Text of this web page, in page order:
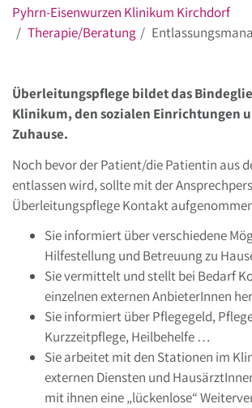
Pyhrn-Eisenwurzen Klinikum Kirchdorf
Therapie/Beratung
Überleitungspflege bildet das
Klinikum, den sozialen Einrichtungen
Zuhause.
Noch bevor der Patient/die Patientin aus
entlassen wird, sollte mit der
Überleitungspflege Kontakt
Sie informiert über verschiedene
Hilfestellung und Betreuung zu
Sie vermittelt und stellt bei Bedarf
einzelnen externen AnbieterInnen
Sie informiert über Pflegegeld,
Kurzzeitpflege, Heilbehelfe …
Sie arbeitet mit den Stationen im
externen Diensten und
mit ihnen eine „lückenlose“